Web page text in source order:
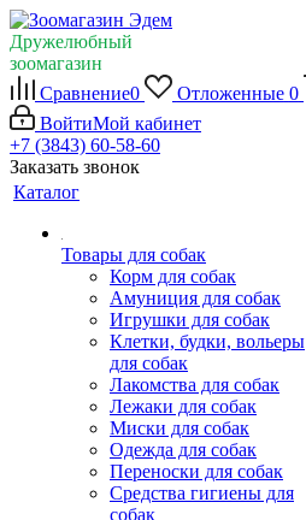
Дружелюбный
зоомагазин
Сравнение0 Отложенные 0
ВойтиМой кабинет
+7 (3843) 60-58-60
Заказать звонок
Каталог
Товары для собак
Корм для собак
Амуниция для собак
Игрушки для собак
Клетки, будки, вольеры
для собак
Лакомства для собак
Лежаки для собак
Миски для собак
Одежда для собак
Переноски для собак
Средства гигиены для
собак